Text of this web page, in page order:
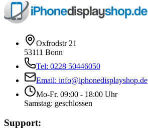
Oxfrodstr 21
53111 Bonn
Tel: 0228 50446050
Email: info@iphonedisplayshop.de
Mo-Fr. 09:00 - 18:00 Uhr
Samstag: geschlossen
Support: